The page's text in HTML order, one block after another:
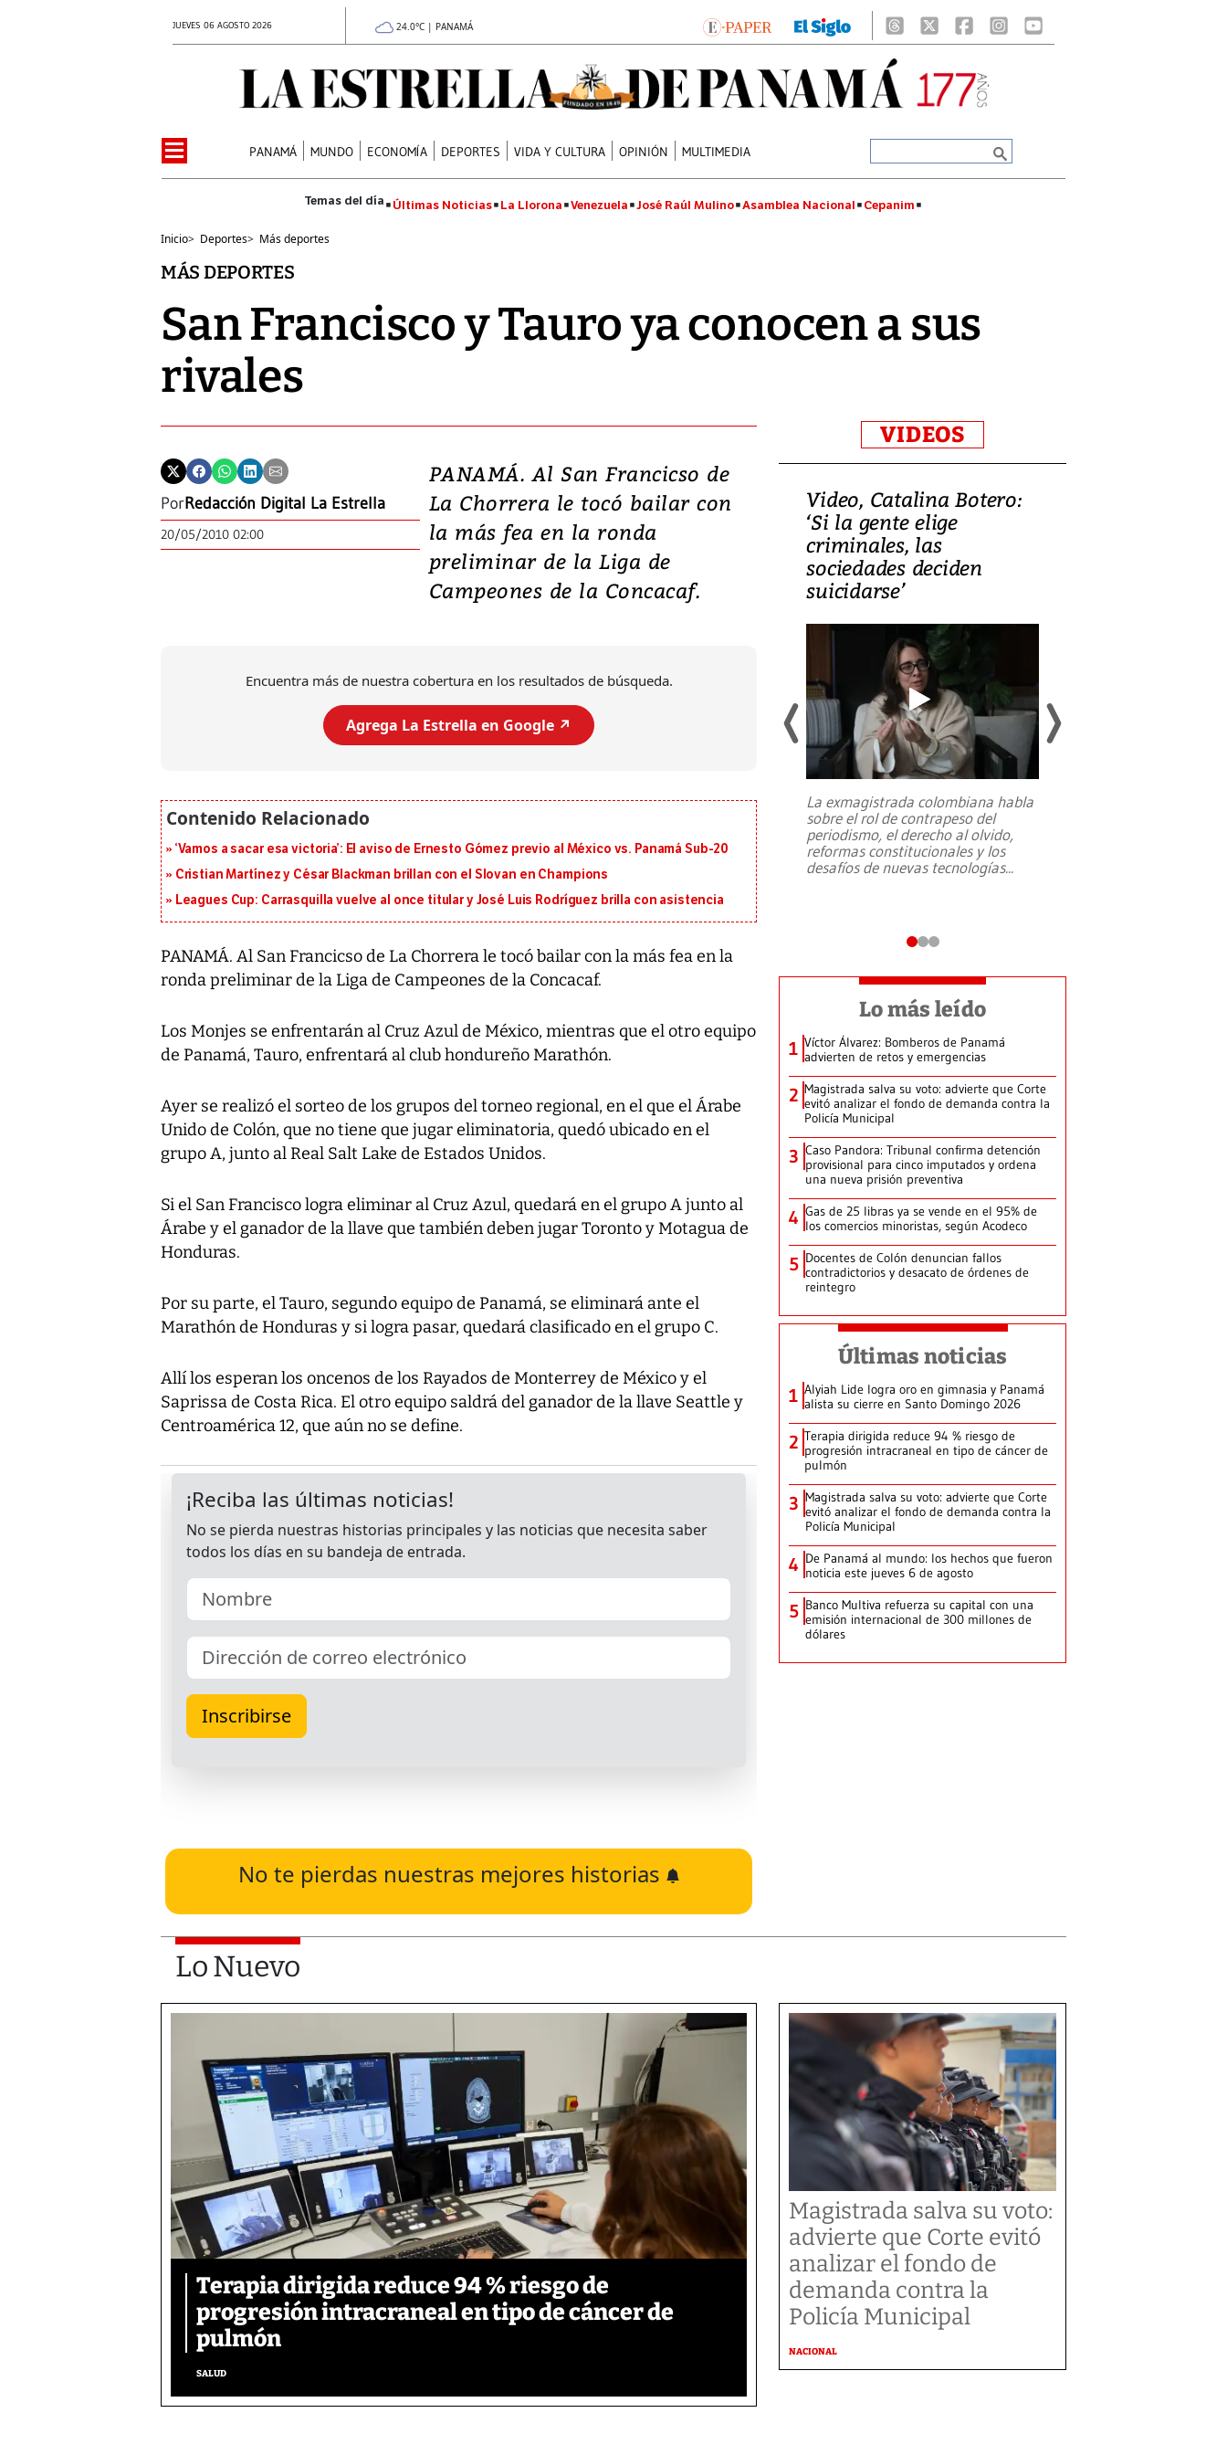
JUEVES 06 AGOSTO 2026 24.0°C | PANAMÁ
PANAMÁ MUNDO ECONOMÍA DEPORTES VIDA Y CULTURA OPINIÓN MULTIMEDIA
Últimas Noticias La Llorona Venezuela José Raúl Mulino Asamblea Nacional Cepanim
Inicio> Deportes> Más deportes
MÁS DEPORTES
San Francisco y Tauro ya conocen a sus
rivales
PorRedacción Digital La Estrella
20/05/2010 02:00
PANAMÁ. Al San Francicso de
La Chorrera le tocó bailar con
la más fea en la ronda
preliminar de la Liga de
Campeones de la Concacaf.
Encuentra más de nuestra cobertura en los resultados de búsqueda.
Agrega La Estrella en Google ↗️
‘Vamos a sacar esa victoria’: El aviso de Ernesto Gómez previo al México vs. Panamá Sub-20
Cristian Martínez y César Blackman brillan con el Slovan en Champions
Leagues Cup: Carrasquilla vuelve al once titular y José Luis Rodríguez brilla con asistencia
PANAMÁ. Al San Francicso de La Chorrera le tocó bailar con la más fea en la
ronda preliminar de la Liga de Campeones de la Concacaf.
Los Monjes se enfrentarán al Cruz Azul de México, mientras que el otro equipo
de Panamá, Tauro, enfrentará al club hondureño Marathón.
Ayer se realizó el sorteo de los grupos del torneo regional, en el que el Árabe
Unido de Colón, que no tiene que jugar eliminatoria, quedó ubicado en el
grupo A, junto al Real Salt Lake de Estados Unidos.
Si el San Francisco logra eliminar al Cruz Azul, quedará en el grupo A junto al
Árabe y el ganador de la llave que también deben jugar Toronto y Motagua de
Honduras.
Por su parte, el Tauro, segundo equipo de Panamá, se eliminará ante el
Marathón de Honduras y si logra pasar, quedará clasificado en el grupo C.
Allí los esperan los oncenos de los Rayados de Monterrey de México y el
Saprissa de Costa Rica. El otro equipo saldrá del ganador de la llave Seattle y
Centroamérica 12, que aún no se define.
No te pierdas nuestras mejores historias
VIDEOS
Video, Japón: Terremoto
deja heridos y graves
daños en Kumamoto
al sur de Japón, provocando una
Video, Catalina Botero:
‘Si la gente elige
criminales, las
sociedades deciden
suicidarse’
La exmagistrada colombiana habla
sobre el rol de contrapeso del
periodismo, el derecho al olvido,
reformas constitucionales y los
desafíos de nuevas tecnologías...
Lo más leído
1 Víctor Álvarez: Bomberos de Panamá
advierten de retos y emergencias
2 Magistrada salva su voto: advierte que Corte
evitó analizar el fondo de demanda contra la
Policía Municipal
3 Caso Pandora: Tribunal confirma detención
provisional para cinco imputados y ordena
una nueva prisión preventiva
4 Gas de 25 libras ya se vende en el 95% de
los comercios minoristas, según Acodeco
5 Docentes de Colón denuncian fallos
contradictorios y desacato de órdenes de
reintegro
Últimas noticias
1 Alyiah Lide logra oro en gimnasia y Panamá
alista su cierre en Santo Domingo 2026
2 Terapia dirigida reduce 94 % riesgo de
progresión intracraneal en tipo de cáncer de
pulmón
3 Magistrada salva su voto: advierte que Corte
evitó analizar el fondo de demanda contra la
Policía Municipal
4 De Panamá al mundo: los hechos que fueron
noticia este jueves 6 de agosto
5 Banco Multiva refuerza su capital con una
emisión internacional de 300 millones de
dólares
Lo Nuevo
Terapia dirigida reduce 94 % riesgo de
progresión intracraneal en tipo de cáncer de
pulmón
SALUD
Magistrada salva su voto:
advierte que Corte evitó
analizar el fondo de
demanda contra la
Policía Municipal
NACIONAL